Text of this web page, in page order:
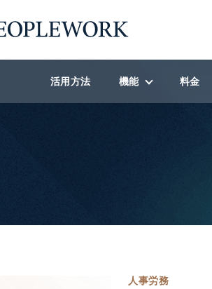
活用方法 機能
福利厚生
料金
人事労務